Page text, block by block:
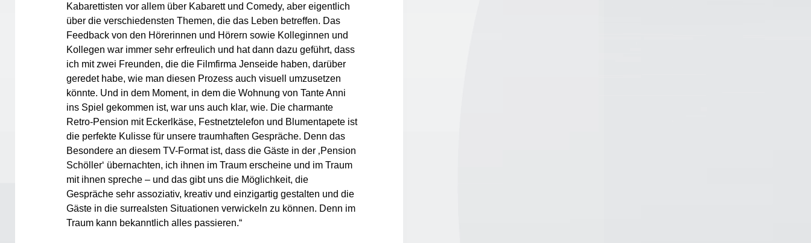
Kabarettisten vor allem über Kabarett und Comedy, aber eigentlich
über die verschiedensten Themen, die das Leben betreffen. Das
Feedback von den Hörerinnen und Hörern sowie Kolleginnen und
Kollegen war immer sehr erfreulich und hat dann dazu geführt, dass
ich mit zwei Freunden, die die Filmfirma Jenseide haben, darüber
geredet habe, wie man diesen Prozess auch visuell umzusetzen
könnte. Und in dem Moment, in dem die Wohnung von Tante Anni
ins Spiel gekommen ist, war uns auch klar, wie. Die charmante
Retro-Pension mit Eckerlkäse, Festnetztelefon und Blumentapete ist
die perfekte Kulisse für unsere traumhaften Gespräche. Denn das
Besondere an diesem TV-Format ist, dass die Gäste in der ‚Pension
Schöller‘ übernachten, ich ihnen im Traum erscheine und im Traum
mit ihnen spreche – und das gibt uns die Möglichkeit, die
Gespräche sehr assoziativ, kreativ und einzigartig gestalten und die
Gäste in die surrealsten Situationen verwickeln zu können. Denn im
Traum kann bekanntlich alles passieren.“